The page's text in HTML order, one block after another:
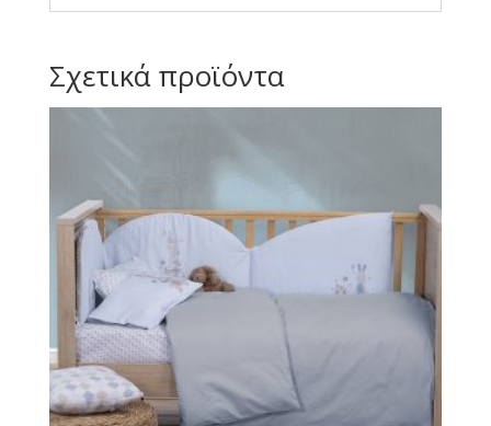
Σχετικά προϊόντα